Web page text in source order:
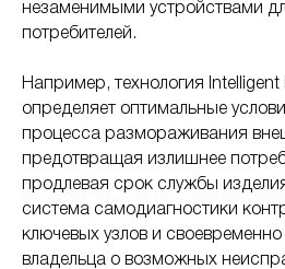
незаменимыми устройствами
потребителей.
Например, технология Intelligent
определяет оптимальные
процесса размораживания
предотвращая излишнее
продлевая срок службы
система самодиагностики
ключевых узлов и
владельца о возможных